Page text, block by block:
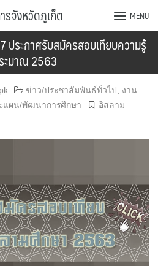
รจังหวัดภูเก็ต MENU
ประกาศรับสมัครสอบเทียบความรู้
ะมาณ 2563
ข่าว/ประชาสัมพันธ์ทั่วไป
งาน
แผน/พัฒนาการศึกษา
อิสลาม